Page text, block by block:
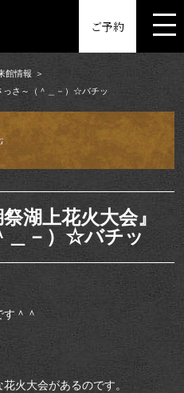
ご予約
館情報
っさ～（＾＿－）☆バチッ
湖上花火大会』
＿－）☆バチッ
＾＾
火大会があるのです。